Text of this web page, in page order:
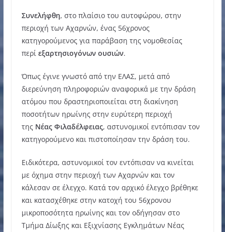
Συνελήφθη, στο πλαίσιο του αυτοφώρου, στην
περιοχή των Αχαρνών, ένας 56χρονος
κατηγορούμενος για παράβαση της νομοθεσίας
περί εξαρτησιογόνων ουσιών.
Όπως έγινε γνωστό από την ΕΛΑΣ, μετά από
διερεύνηση πληροφοριών αναφορικά με την δράση
ατόμου που δραστηριοποιείται στη διακίνηση
ποσοτήτων ηρωίνης στην ευρύτερη περιοχή
της Νέας Φιλαδέλφειας, αστυνομικοί εντόπισαν τον
κατηγορούμενο και πιστοποίησαν την δράση του.
Ειδικότερα, αστυνομικοί τον εντόπισαν να κινείται
με όχημα στην περιοχή των Αχαρνών και τον
κάλεσαν σε έλεγχο. Κατά τον αρχικό έλεγχο βρέθηκε
και κατασχέθηκε στην κατοχή του 56χρονου
μικροποσότητα ηρωίνης και τον οδήγησαν στο
Τμήμα Δίωξης και Εξιχνίασης Εγκλημάτων Νέας